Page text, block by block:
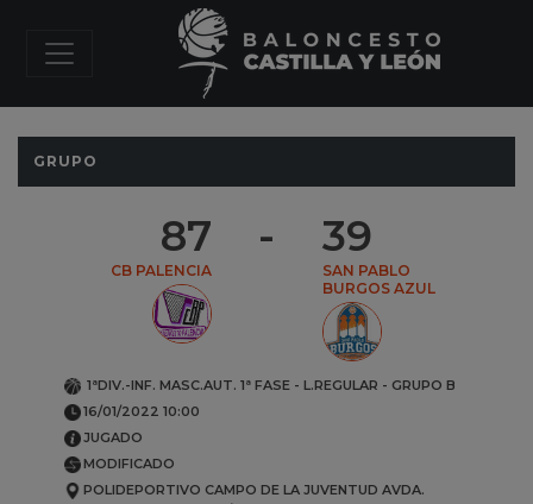
GRUPO
87 - 39
CB PALENCIA
SAN PABLO
BURGOS AZUL
1ªDIV.-INF. MASC.AUT. 1ª FASE - L.REGULAR - GRUPO B
16/01/2022 10:00
JUGADO
MODIFICADO
POLIDEPORTIVO CAMPO DE LA JUVENTUD AVDA.